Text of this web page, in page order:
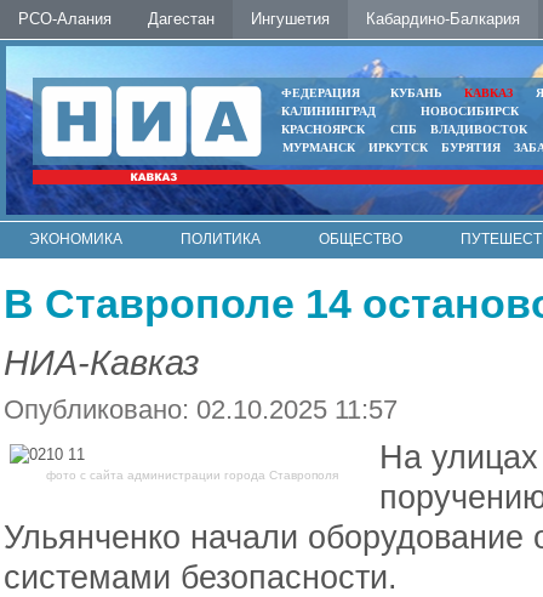
РСО-Алания Дагестан Ингушетия Кабардино-Балкария
ФЕДЕРАЦИЯ КУБАНЬ КАВКАЗ
КАЛИНИНГРАД
НОВОСИБИРСК
КРАСНОЯРСК
СПБ
ВЛАДИВОСТОК
МУРМАНСК
ИРКУТСК БУРЯТИЯ
ЭКОНОМИКА ПОЛИТИКА ОБЩЕСТВО
В Ставрополе 14
НИА-Кавказ
Опубликовано: 02.10.2025 11:57
фото с сайта администрации города Ставрополя
На
Ульянченко начали оборудование
системами безопасности.